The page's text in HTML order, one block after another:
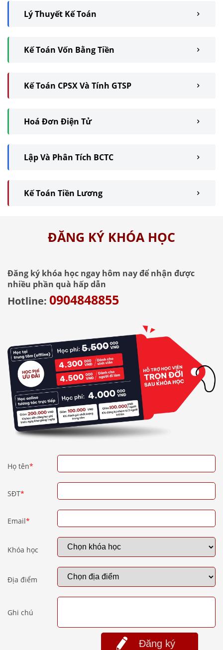
Lý Thuyết Kế Toán
Kế Toán Vốn Bằng Tiền
Kế Toán CPSX Và Tính GTSP
Hoá Đơn Điện Tử
Lập Và Phân Tích BCTC
Kế Toán Tiền Lương
ĐĂNG KÝ KHÓA HỌC
Đăng ký khóa học ngay hôm nay để nhận được
nhiều phần quà hấp dẫn
Hotline: 0904848855
Họ tên*
SĐT*
Email*
Khóa học
Địa điểm
Ghi chú
Đăng ký